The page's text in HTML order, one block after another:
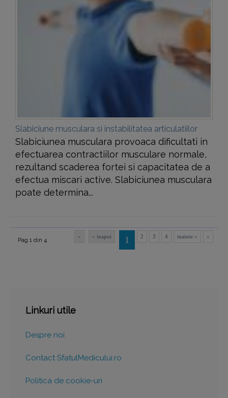
Slabiciune musculara si instabilitatea articulatiilor
Slabiciunea musculara provoaca dificultati in
efectuarea contractiilor musculare normale,
rezultand scaderea fortei si capacitatea de a
efectua miscari active. Slabiciunea musculara
poate determina...
Pag 1 din 4
« « inapoi 1 2 3 4 inainte » »
Linkuri utile
Despre noi
Contact SfatulMedicului.ro
Politica de cookie-uri